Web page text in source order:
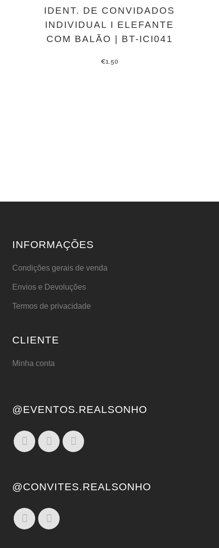
IDENT. DE CONVIDADOS
INDIVIDUAL I ELEFANTE
COM BALÃO | BT-ICI041
€1.50
INFORMAÇÕES
Condições gerais de venda
Envios e Devoluções
Termos de privacidade
CLIENTE
Minha conta
@EVENTOS.REALSONHO
@CONVITES.REALSONHO